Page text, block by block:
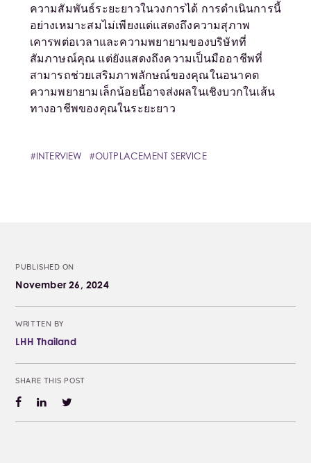
ความสัมพันธ์ระยะยาวในวงการได้ การดำเนินการนี้
อย่างเหมาะสมไม่เพียงแต่แสดงถึงความสุภาพ
เคารพต่อเวลาและความพยายามของบริษัทที่
สัมภาษณ์คุณ แต่ยังแสดงถึงความเป็นมืออาชีพที่
สามารถช่วยเสริมภาพลักษณ์ของคุณในอนาคต
ความพยายามเล็กน้อยนี้อาจส่งผลในเชิงบวกในเส้น
ทางอาชีพของคุณในระยะยาว
INTERVIEW OUTPLACEMENT SERVICE
PUBLISHED ON
November 26, 2024
WRITTEN BY
LHH Thailand
SHARE THIS POST